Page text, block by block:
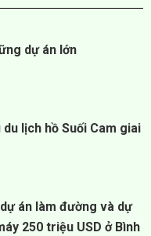
dự án lớn
du lịch hồ Suối Cam giai
án làm đường và dự
250 triệu USD ở Bình